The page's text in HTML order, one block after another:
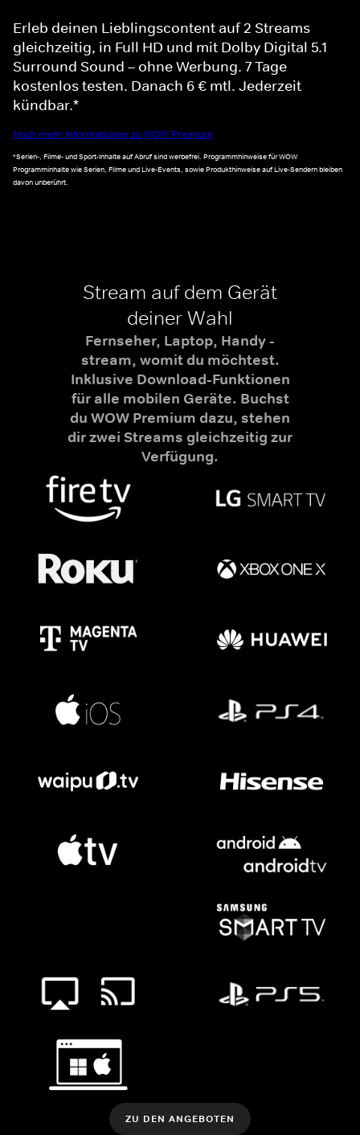
Erleb deinen Lieblingscontent auf 2 Streams
gleichzeitig, in Full HD und mit Dolby Digital 5.1
Surround Sound – ohne Werbung. 7 Tage
kostenlos testen. Danach 6 € mtl. Jederzeit
kündbar.*
Noch mehr Informationen zu WOW Premium
*Serien-, Filme- und Sport-Inhalte auf Abruf sind werbefrei. Programmhinweise für WOW
Programminhalte wie Serien, Filme und Live-Events, sowie Produkthinweise auf Live-Sendern bleiben
davon unberührt.
Stream auf dem Gerät
deiner Wahl
Fernseher, Laptop, Handy -
stream, womit du möchtest.
Inklusive Download-Funktionen
für alle mobilen Geräte. Buchst
du WOW Premium dazu, stehen
dir zwei Streams gleichzeitig zur
Verfügung.
ZU DEN ANGEBOTEN